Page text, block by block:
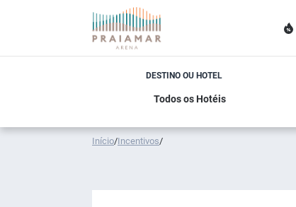
DESTINO OU HOTEL
Início/Incentivos/